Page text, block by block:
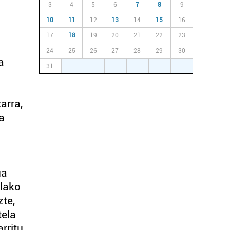
3 4 5 6 7 8 9
10 11 12 13 14 15 16
17 18 19 20 21 22 23
24 25 26 27 28 29 30
31